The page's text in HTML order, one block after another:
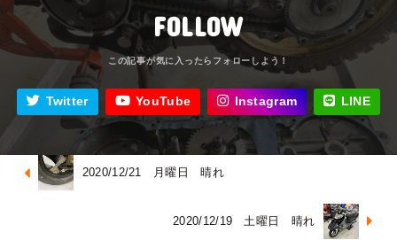
FOLLOW
Twitter YouTube Instagram LINE
2020/12/21 月曜日 晴れ
2020/12/19 土曜日 晴れ